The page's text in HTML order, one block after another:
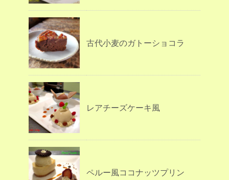
古代小麦のガトーショコラ
レアチーズケーキ風
ペルー風ココナッツプリン